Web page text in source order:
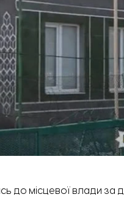
до місцевої влади за